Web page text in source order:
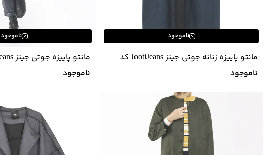
ناموجود
مانتو پاییزه زنانه جوتی جینز JootiJeans کد
03721645
ناموجود
ناموجود
مانتو پاییزه جوتی جینز JootiJeans کد 13731638
ناموجود